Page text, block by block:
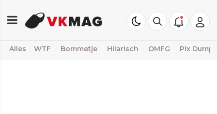
Alles WTF Bommetje Hilarisch OMFG Pix Dump